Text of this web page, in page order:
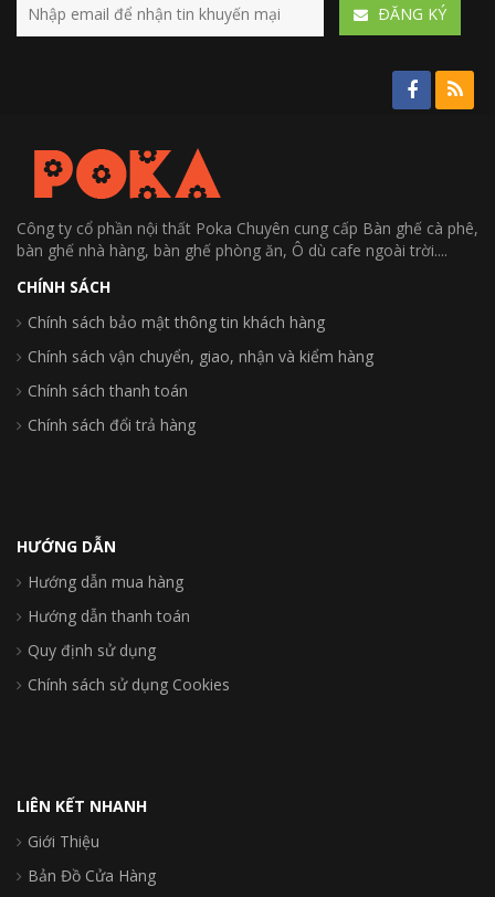
ÐĂNG KÝ
Công ty cổ phần nội thất Poka Chuyên cung cấp Bàn ghế cà phê,
bàn ghế nhà hàng, bàn ghế phòng ăn, Ô dù cafe ngoài trời....
CHÍNH SÁCH
Chính sách bảo mật thông tin khách hàng
Chính sách vận chuyển, giao, nhận và kiểm hàng
Chính sách thanh toán
Chính sách đổi trả hàng
HƯỚNG DẪN
Hướng dẫn mua hàng
Hướng dẫn thanh toán
Quy định sử dụng
Chính sách sử dụng Cookies
LIÊN KẾT NHANH
Giới Thiệu
Bản Đồ Cửa Hàng